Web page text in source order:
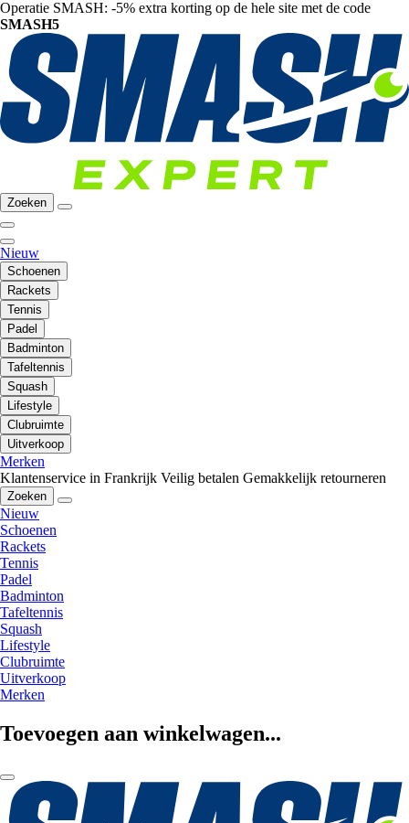
Operatie SMASH: -5% extra korting op de hele site met de code
SMASH5
Zoeken
Nieuw
Schoenen
Rackets
Tennis
Padel
Badminton
Tafeltennis
Squash
Lifestyle
Clubruimte
Uitverkoop
Merken
Klantenservice in Frankrijk Veilig betalen Gemakkelijk retourneren
Zoeken
Nieuw
Schoenen
Rackets
Tennis
Padel
Badminton
Tafeltennis
Squash
Lifestyle
Clubruimte
Uitverkoop
Merken
Toevoegen aan winkelwagen...